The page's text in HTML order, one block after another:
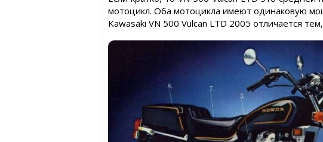
мотоцикл. Оба мотоцикла имеют одинаковую
Kawasaki VN 500 Vulcan LTD 2005 отличается